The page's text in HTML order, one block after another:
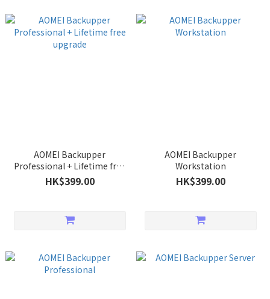
AOMEI Backupper
Professional + Lifetime free
upgrade
HK$399.00
AOMEI Backupper
Workstation
HK$399.00